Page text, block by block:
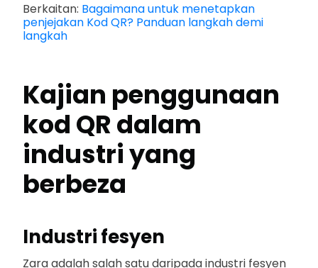
Berkaitan: Bagaimana untuk menetapkan
penjejakan Kod QR? Panduan langkah demi
langkah
Kajian penggunaan
kod QR dalam
industri yang
berbeza
Industri fesyen
Zara adalah salah satu daripada industri fesyen